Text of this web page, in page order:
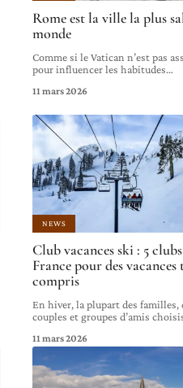
Rome est la ville la plus
monde
Comme si le Vatican n’est pas
pour influencer les habitudes…
11 mars 2026
NEWS
Club vacances ski : 5
France pour des
compris
En hiver, la plupart des familles,
couples et groupes d’amis
11 mars 2026